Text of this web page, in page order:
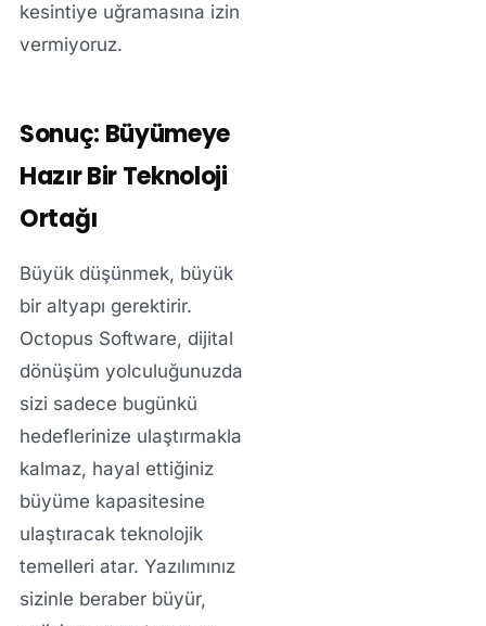
kesintiye uğramasına izin
vermiyoruz.
Sonuç: Büyümeye
Hazır Bir Teknoloji
Ortağı
Büyük düşünmek, büyük
bir altyapı gerektirir.
Octopus Software, dijital
dönüşüm yolculuğunuzda
sizi sadece bugünkü
hedeflerinize ulaştırmakla
kalmaz, hayal ettiğiniz
büyüme kapasitesine
ulaştıracak teknolojik
temelleri atar. Yazılımınız
sizinle beraber büyür,